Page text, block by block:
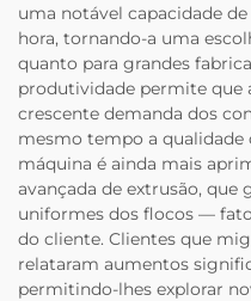
uma notável capacidade
hora, tornando-a uma
quanto para grandes
produtividade permite que
crescente demanda dos
mesmo tempo a qualidade
máquina é ainda mais
avançada de extrusão, que
uniformes dos flocos —
do cliente. Clientes que
relataram aumentos
permitindo-lhes explorar